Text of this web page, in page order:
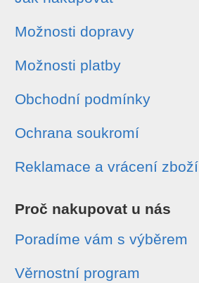
Možnosti dopravy
Možnosti platby
Obchodní podmínky
Ochrana soukromí
Reklamace a vrácení zboží
Proč nakupovat u nás
Poradíme vám s výběrem
Věrnostní program